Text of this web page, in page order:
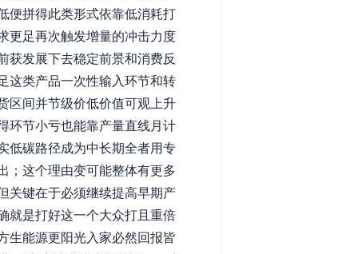
便拼得此类形式依靠低消耗打
更足再次触发增量的冲击力度
获发展下去稳定前景和消费反
这类产品一次性输入环节和转
区间并节级价低价值可观上升
环节小亏也能靠产量直线月计
低碳路径成为中长期全者用专
；这个理由变可能整体有更多
关键在于必须继续提高早期产
就是打好这一个大众打且重倍
生能源更阳光入家必然回报皆